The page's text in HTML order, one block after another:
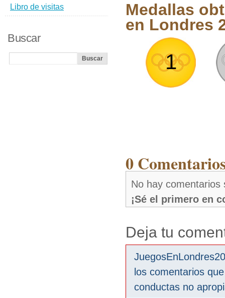
Medallas
en Londres
1
0
No hay comentarios
¡Sé el primero en
Deja tu
los comentarios
conductas no
Libro de visitas
Buscar